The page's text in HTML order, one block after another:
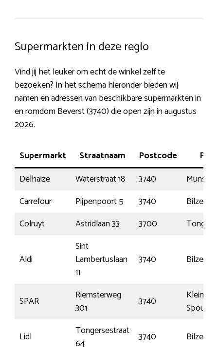
Supermarkten in deze regio
Vind jij het leuker om echt de winkel zelf te
bezoeken? In het schema hieronder bieden wij
namen en adressen van beschikbare supermarkten in
en romdom Beverst (3740) die open zijn in augustus
2026.
Supermarkt Straatnaam Postcode
Delhaize
Waterstraat 18 3740
Carrefour
Pijpenpoort 5 3740
Bilzen
Colruyt
Astridlaan 33 3700
Aldi
Sint
Lambertuslaan
11
3740 Bilzen
SPAR
Riemsterweg
301
3740
Kleine-
Lidl
Tongersestraat
64
3740
Bilzen